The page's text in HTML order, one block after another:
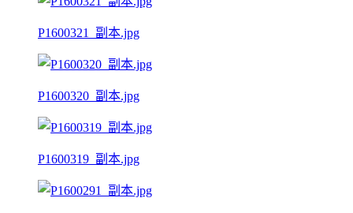
P1600321_副本.jpg
P1600320_副本.jpg
P1600319_副本.jpg